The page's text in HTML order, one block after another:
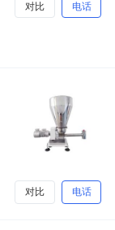
对比 电话
对比 电话